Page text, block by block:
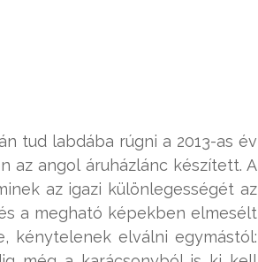
tud labdába rúgni a 2013-as év
az angol áruházlánc készített. A
az igazi különlegességét az
a megható képekben elmesélt
kénytelenek elválni egymástól: